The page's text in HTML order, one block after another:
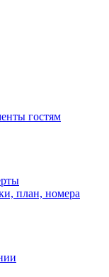
гостям
план, номера